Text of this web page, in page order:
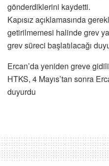
gönderdiklerini kaydetti.
Kapısız açıklamasında
getirilmemesi halinde grev
grev süreci başlatılacağı
Ercan’da yeniden greve
HTKS, 4 Mayıs’tan sonra
duyurdu